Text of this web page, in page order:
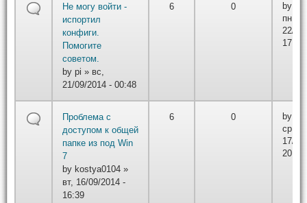
Не могу войти -
испортил
конфиги.
Помогите
советом.
by pi » вс,
21/09/2014 - 00:48
6 0 by
пн,
22/
17:10
Проблема с
доступом к общей
папке из под Win
7
by kostya0104 »
вт, 16/09/2014 -
16:39
6 0 by
ср,
17/
20:16